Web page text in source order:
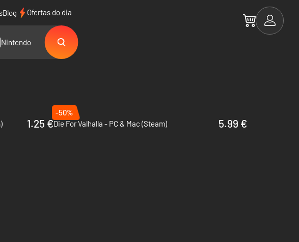
Blog Ofertas do dia
Nintendo
1.25 €
-50%
Die For Valhalla - PC & Mac (Steam)
5.99 €